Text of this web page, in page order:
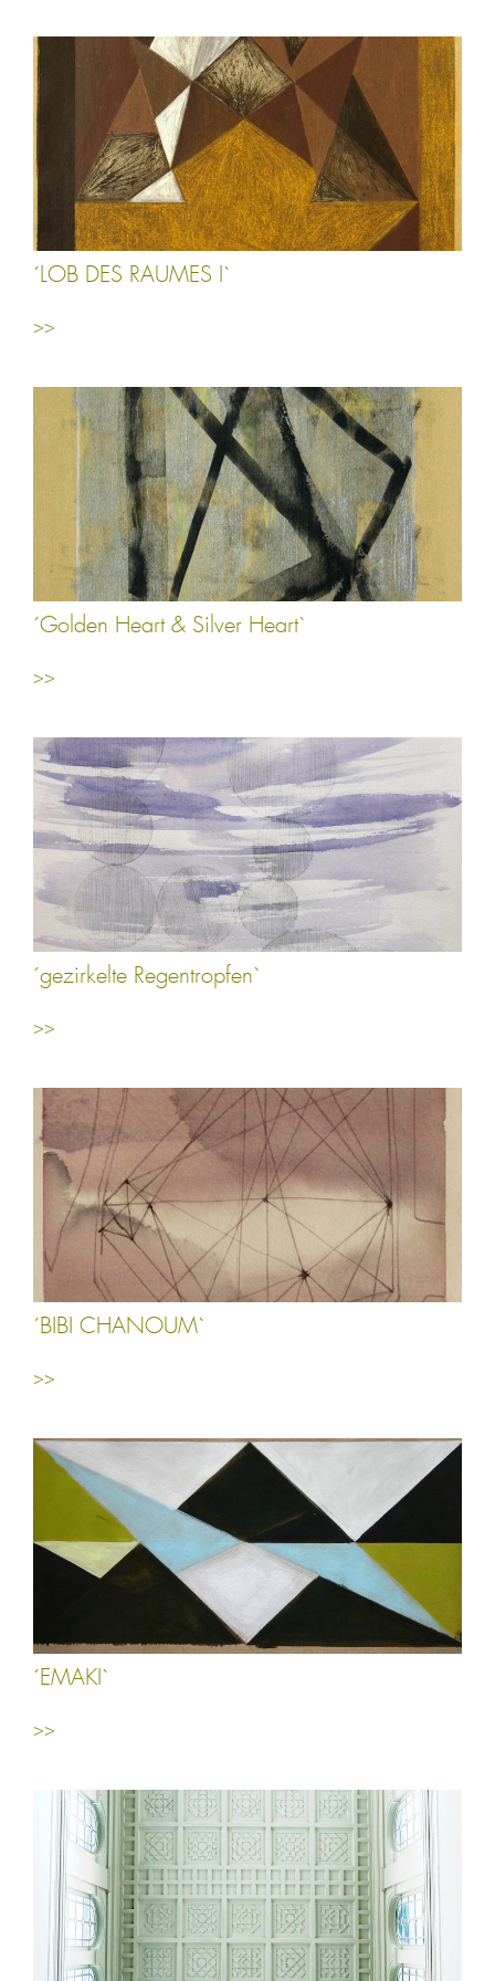
´LOB DES RAUMES I`
>>
´Golden Heart & Silver Heart`
>>
´gezirkelte Regentropfen`
>>
´BIBI CHANOUM`
>>
´EMAKI`
>>